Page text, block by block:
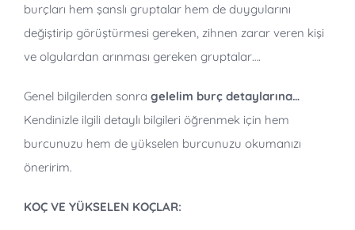
burçları hem şanslı gruptalar hem de duygularını
değiştirip görüştürmesi gereken, zihnen zarar veren kişi
ve olgulardan arınması gereken gruptalar….
Genel bilgilerden sonra gelelim burç detaylarına…
Kendinizle ilgili detaylı bilgileri öğrenmek için hem
burcunuzu hem de yükselen burcunuzu okumanızı
öneririm.
KOÇ VE YÜKSELEN KOÇLAR: